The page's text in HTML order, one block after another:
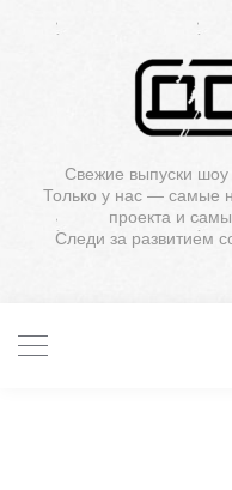
Свежие выпуски
Только у нас — самые
проекта и
Следи за развитием